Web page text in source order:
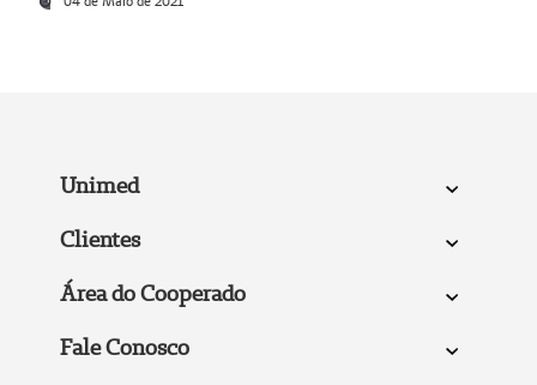
Unimed
Clientes
Área do Cooperado
Fale Conosco